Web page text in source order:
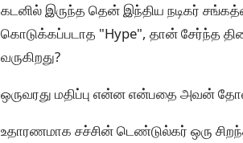
கடனில் இருந்த தென் இந்திய நடிகர்
கொடுக்கப்படாத "Hype", தான் சேர்ந்த
வருகிறது?
ஒருவரது மதிப்பு என்ன என்பதை அவன்
உதாரணமாக சச்சின் டெண்டுல்கர் ஒரு